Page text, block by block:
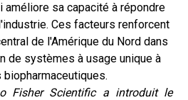
améliore sa capacité à répondre
Ces facteurs renforcent
de l'Amérique du Nord dans
de systèmes à usage unique à
Fisher Scientific a introduit le